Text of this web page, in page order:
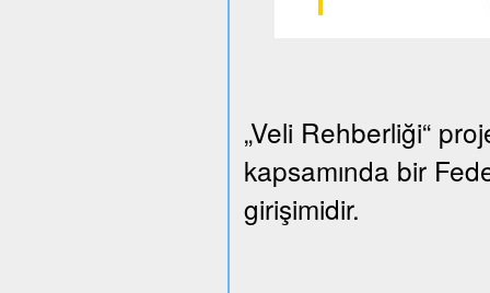
„Veli Rehberliği“
kapsamında bir
girişimidir.